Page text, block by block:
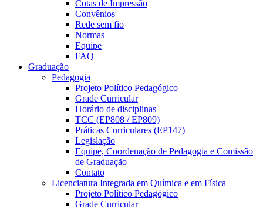
Cotas de Impressão
Convênios
Rede sem fio
Normas
Equipe
FAQ
Graduação
Pedagogia
Projeto Político Pedagógico
Grade Curricular
Horário de disciplinas
TCC (EP808 / EP809)
Práticas Curriculares (EP147)
Legislação
Equipe, Coordenação de Pedagogia e Comissão
de Graduação
Contato
Licenciatura Integrada em Química e em Física
Projeto Político Pedagógico
Grade Curricular